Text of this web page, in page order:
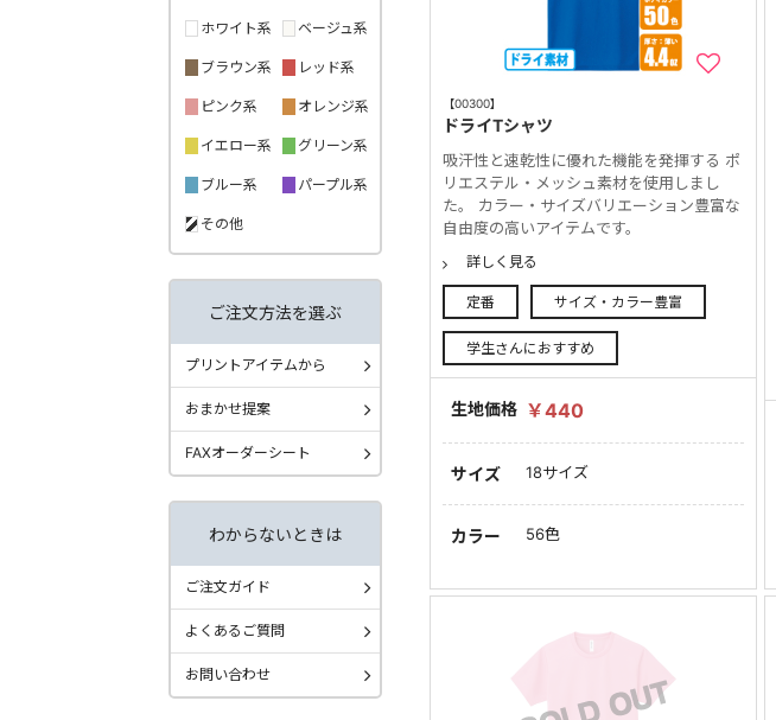
【00300】
ドライTシャツ
吸汗性と速乾性に優れた機能を発揮する ポ
リエステル・メッシュ素材を使用しまし
た。 カラー・サイズバリエーション豊富な
自由度の高いアイテムです。
詳しく見る
定番 サイズ・カラー豊富
学生さんにおすすめ
生地価格 ￥440
サイズ 18サイズ
カラー 56色
ホワイト系 ベージュ系
ブラウン系 レッド系
ピンク系 オレンジ系
イエロー系 グリーン系
ブルー系 パープル系
その他
ご注文方法を選ぶ
プリントアイテムから
おまかせ提案
FAXオーダーシート
わからないときは
ご注文ガイド
よくあるご質問
お問い合わせ